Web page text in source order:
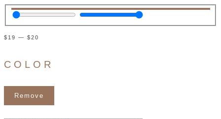
$ 19 — $20
COLOR
Remove